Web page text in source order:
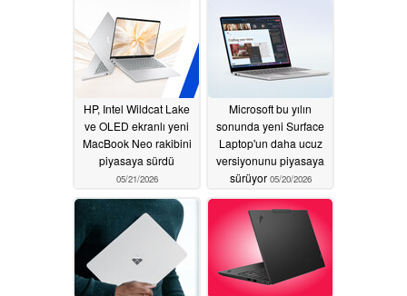
HP, Intel Wildcat Lake
ve OLED ekranlı yeni
MacBook Neo rakibini
piyasaya sürdü
05/21/2026
Microsoft bu yılın
sonunda yeni Surface
Laptop'un daha ucuz
versiyonunu piyasaya
sürüyor 05/20/2026